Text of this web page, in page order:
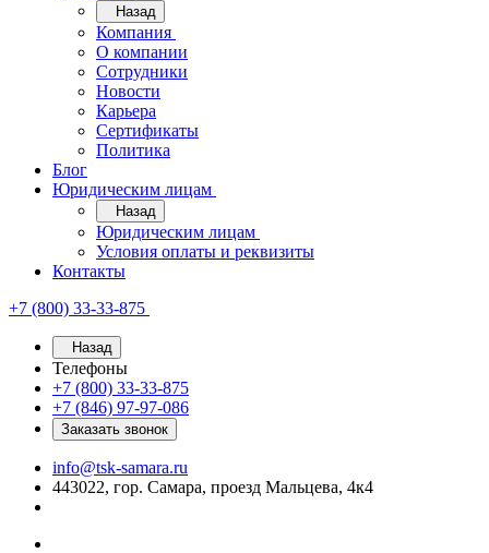
Назад
Компания
О компании
Сотрудники
Новости
Карьера
Сертификаты
Политика
Блог
Юридическим лицам
Назад
Юридическим лицам
Условия оплаты и реквизиты
Контакты
+7 (800) 33-33-875
Назад
Телефоны
+7 (800) 33-33-875
+7 (846) 97-97-086
Заказать звонок
info@tsk-samara.ru
443022, гор. Самара, проезд Мальцева, 4к4